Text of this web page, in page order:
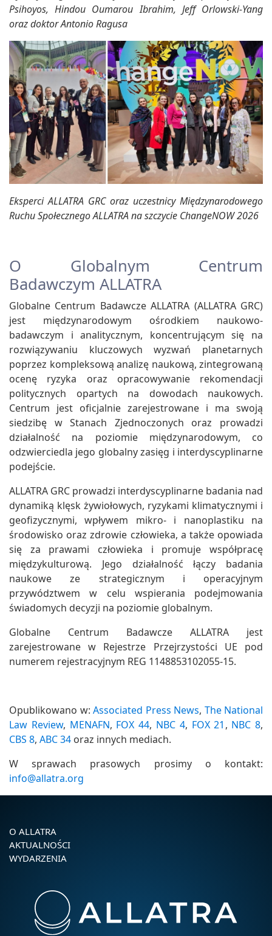
Psihoyos, Hindou Oumarou Ibrahim, Jeff Orlowski-Yang
oraz doktor Antonio Ragusa
Eksperci ALLATRA GRC oraz uczestnicy Międzynarodowego
Ruchu Społecznego ALLATRA na szczycie ChangeNOW 2026
O Globalnym Centrum
Badawczym ALLATRA
Globalne Centrum Badawcze ALLATRA (ALLATRA GRC)
jest międzynarodowym ośrodkiem naukowo-
badawczym i analitycznym, koncentrującym się na
rozwiązywaniu kluczowych wyzwań planetarnych
poprzez kompleksową analizę naukową, zintegrowaną
ocenę ryzyka oraz opracowywanie rekomendacji
politycznych opartych na dowodach naukowych.
Centrum jest oficjalnie zarejestrowane i ma swoją
siedzibę w Stanach Zjednoczonych oraz prowadzi
działalność na poziomie międzynarodowym, co
odzwierciedla jego globalny zasięg i interdyscyplinarne
podejście.
ALLATRA GRC prowadzi interdyscyplinarne badania nad
dynamiką klęsk żywiołowych, ryzykami klimatycznymi i
geofizycznymi, wpływem mikro- i nanoplastiku na
środowisko oraz zdrowie człowieka, a także opowiada
się za prawami człowieka i promuje współpracę
międzykulturową. Jego działalność łączy badania
naukowe ze strategicznym i operacyjnym
przywództwem w celu wspierania podejmowania
świadomych decyzji na poziomie globalnym.
Globalne Centrum Badawcze ALLATRA jest
zarejestrowane w Rejestrze Przejrzystości UE pod
numerem rejestracyjnym REG 1148853102055-15.
Opublikowano w: Associated Press News, The National
Law Review, MENAFN, FOX 44, NBC 4, FOX 21 , NBC 8,
CBS 8, ABC 34 oraz innych mediach.
W sprawach prasowych prosimy o kontakt:
info@allatra.org
O ALLATRA
AKTUALNOŚCI
WYDARZENIA